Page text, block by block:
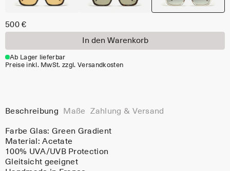
500 €
In den Warenkorb
Ab Lager lieferbar
Preise inkl. MwSt. zzgl. Versandkosten
Beschreibung Maße Zahlung & Versand
Farbe Glas: Green Gradient
Material:Acetate
100% UVA/UVB Protection
Gleitsicht geeignet